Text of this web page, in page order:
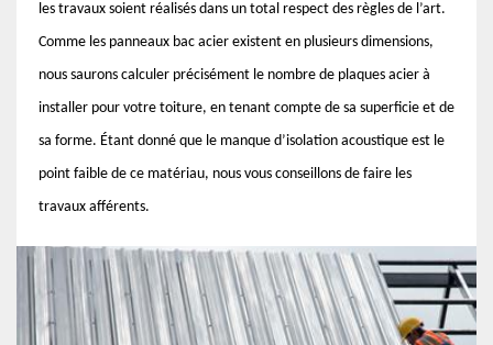
les travaux soient réalisés dans un total respect des règles de l’art.
Comme les panneaux bac acier existent en plusieurs dimensions,
nous saurons calculer précisément le nombre de plaques acier à
installer pour votre toiture, en tenant compte de sa superficie et de
sa forme. Étant donné que le manque d’isolation acoustique est le
point faible de ce matériau, nous vous conseillons de faire les
travaux afférents.